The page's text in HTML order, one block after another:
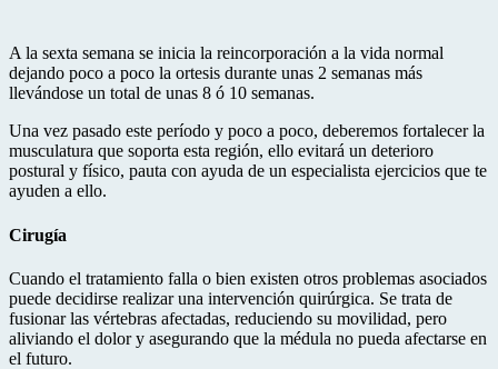
A la sexta semana se inicia la reincorporación a la vida normal
dejando poco a poco la ortesis durante unas 2 semanas más
llevándose un total de unas 8 ó 10 semanas.
Una vez pasado este período y poco a poco, deberemos fortalecer la
musculatura que soporta esta región, ello evitará un deterioro
postural y físico, pauta con ayuda de un especialista ejercicios que te
ayuden a ello.
Cirugía
Cuando el tratamiento falla o bien existen otros problemas asociados
puede decidirse realizar una intervención quirúrgica. Se trata de
fusionar las vértebras afectadas, reduciendo su movilidad, pero
aliviando el dolor y asegurando que la médula no pueda afectarse en
el futuro.